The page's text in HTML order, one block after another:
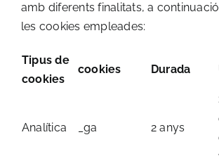
amb diferents finalitats, a continuació
les cookies empleades:
Tipus de
cookies
cookies Durada
Analítica _ga 2 anys